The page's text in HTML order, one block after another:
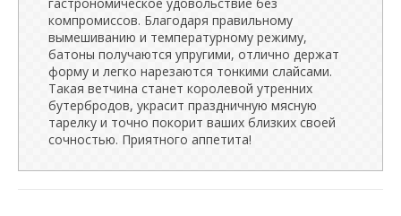
компромиссов. Благодаря правильному
вымешиванию и температурному режиму,
батоны получаются упругими, отлично держат
форму и легко нарезаются тонкими слайсами.
Такая ветчина станет королевой утренних
бутербродов, украсит праздничную мясную
тарелку и точно покорит ваших близких своей
сочностью. Приятного аппетита!